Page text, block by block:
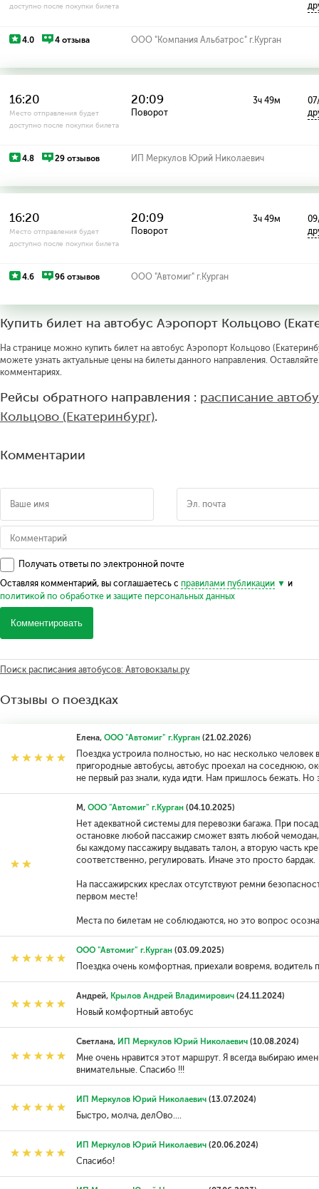
доступно после покупки билета
4.0 4 отзыва ООО "Компания Альбатрос" г.Курган
16:20
Место отправления будет
доступно после покупки билета
20:09
Поворот
3ч 49м
4.8 29 отзывов ИП Меркулов Юрий Николаевич
16:20
Место отправления будет
доступно после покупки билета
20:09
Поворот
3ч 49м
4.6 96 отзывов ООО "Автомиг" г.Курган
Купить билет на автобус Аэропорт Кольцово
На странице можно купить билет на автобус Аэропорт Кольцово
можете узнать актуальные цены на билеты данного направления.
комментариях.
Рейсы обратного направления : расписание
Кольцово (Екатеринбург).
Комментарии
Получать ответы по электронной почте
Оставляя комментарий, вы соглашаетесь с правилами публикации
и
политикой по обработке и защите персональных данных
Комментировать
Поиск расписания автобусов: Автовокзалы.ру
Отзывы о поездках
Елена, ООО "Автомиг" г.Курган(21.02.2026)
Поездка устроила полностью, но нас несколько человек
пригородные автобусы, автобус проехал на соседнюю,
не первый раз знали, куда идти. Нам пришлось бежать. Но
М, ООО "Автомиг" г.Курган(04.10.2025)
Нет адекватной системы для перевозки багажа. При
остановке любой пассажир сможет взять любой
бы каждому пассажиру выдавать талон, а вторую часть
соответственно, регулировать. Иначе это просто бардак.
На пассажирских креслах отсутствуют ремни
первом месте!
Места по билетам не соблюдаются, но это вопрос
ООО "Автомиг" г.Курган(03.09.2025)
Поездка очень комфортная, приехали вовремя, водитель
Андрей, Крылов Андрей Владимирович(24.11.2024)
Новый комфортный автобус
Светлана, ИП Меркулов Юрий Николаевич(10.08.2024)
Мне очень нравится этот маршрут. Я всегда выбираю
внимательные. Спасибо !!!
ИП Меркулов Юрий Николаевич(13.07.2024)
Быстро, молча, делОво....
ИП Меркулов Юрий Николаевич(20.06.2024)
Спасибо!